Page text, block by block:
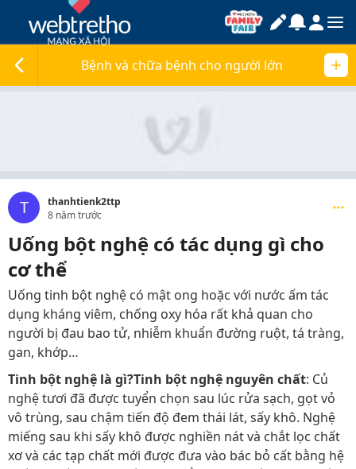
Bệnh và chữa bệnh cho người lớn
T
thanhtienk2ttp
8 năm trước
Uống bột nghệ có tác dụng gì cho
cơ thể
Uống tinh bột nghệ có mật ong hoặc với nước ấm tác
dụng kháng viêm, chống oxy hóa rất khả quan cho
người bị đau bao tử, nhiễm khuẩn đường ruột, tá tràng,
gan, khớp…
Tinh bột nghệ là gì?Tinh bột nghệ nguyên chất: Củ
nghệ tươi đã được tuyển chọn sau lúc rửa sạch, gọt vỏ
vô trùng, sau chậm tiến độ đem thái lát, sấy khô. Nghệ
miếng sau khi sấy khô được nghiền nát và chắt lọc chất
xơ và các tạp chất mới được đưa vào bác bỏ cất bằng hệ